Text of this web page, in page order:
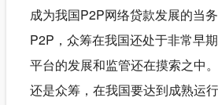
成为我国P2P网络贷款发展的当
P2P，众筹在我国还处于非常早
平台的发展和监管还在摸索之中
还是众筹，在我国要达到成熟运